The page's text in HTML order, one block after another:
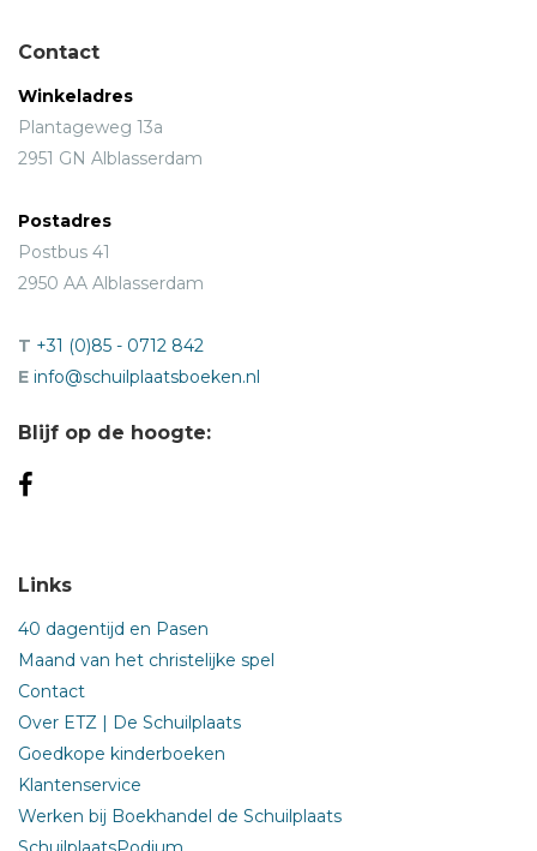
Contact
Winkeladres
Plantageweg 13a
2951 GN Alblasserdam
Postadres
Postbus 41
2950 AA Alblasserdam
T +31 (0)85 - 0712 842
E info@schuilplaatsboeken.nl
Blijf op de hoogte:
Links
40 dagentijd en Pasen
Maand van het christelijke spel
Contact
Over ETZ | De Schuilplaats
Goedkope kinderboeken
Klantenservice
Werken bij Boekhandel de Schuilplaats